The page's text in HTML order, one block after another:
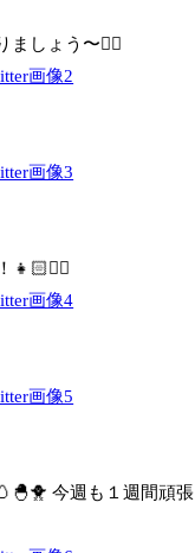
しょう〜✊🏻
👧🏻✌🏻
今週も１週間頑張